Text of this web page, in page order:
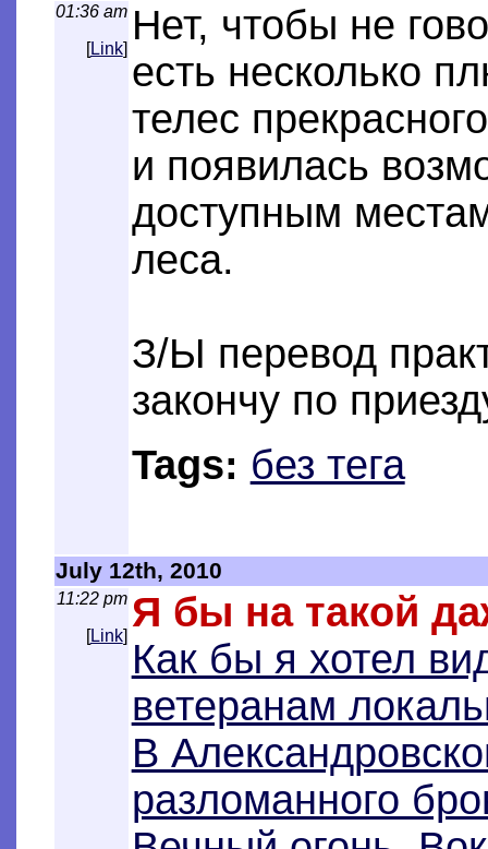
01:36 am
[Link]
Нет, чтобы не
есть несколько
телес
и появилась
доступным
леса.
З/Ы перевод
закончу по
Tags: без тега
July 12th, 2010
11:22 pm
[Link]
Я бы на такой
Как бы я хотел
ветеранам
В
разломанного